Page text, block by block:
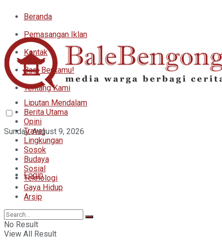
Beranda
Pemasangan Iklan
Kontak
Bagi Beritamu!
Tentang Kami
Sunday, August 9, 2026
Login
Liputan Mendalam
Berita Utama
Opini
Travel
Lingkungan
Sosok
Budaya
Sosial
Teknologi
Gaya Hidup
Arsip
No Result
View All Result